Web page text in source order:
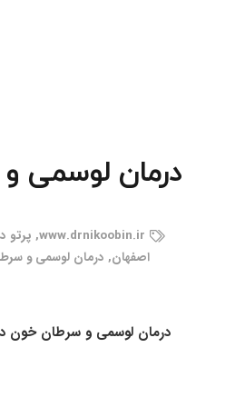
درمان لوسمی
www.drnikoobin.ir
, پرتو
اصفهان, درمان لوسمی و
درمان لوسمی و سرطان خون